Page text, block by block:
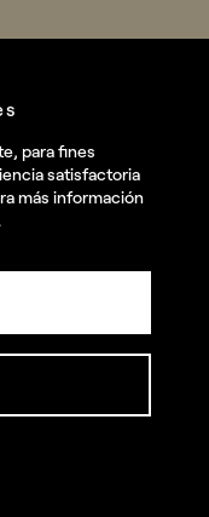
para fines
satisfactoria
más información